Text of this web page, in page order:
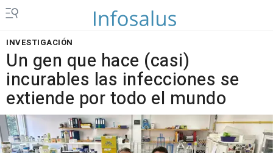
INVESTIGACIÓN
Un gen que hace (casi)
incurables las infecciones se
extiende por todo el mundo